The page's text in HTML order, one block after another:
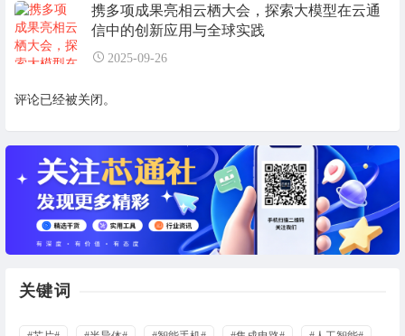
携多项成果亮相云栖大会，探索大模型在云通
信中的创新应用与全球实践
2025-09-26
评论已经被关闭。
关键词